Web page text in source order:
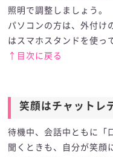
照明で調整しましょう。
パソコンの方は、外付け
はスマホスタンドを使っ
↑目次に戻る
笑顔はチャットレ
待機中、会話中ともに「
聞くときも、自分が笑顔